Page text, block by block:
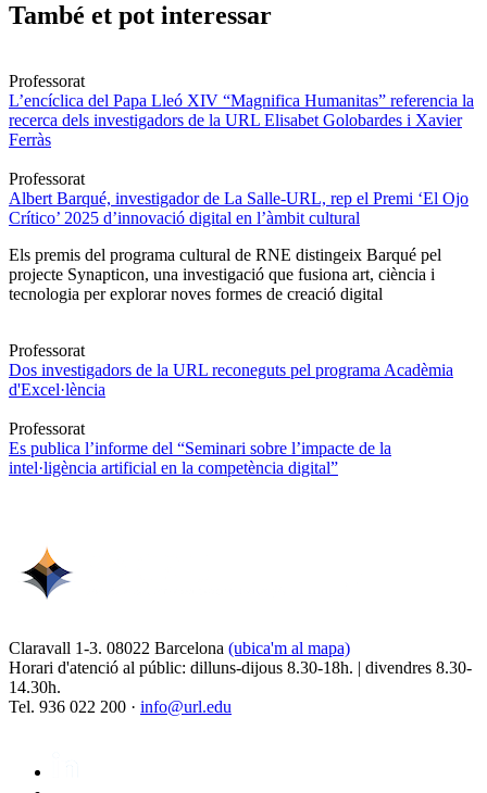
També et pot interessar
Professorat
L’encíclica del Papa Lleó XIV “Magnifica Humanitas” referencia la
recerca dels investigadors de la URL Elisabet Golobardes i Xavier
Ferràs
Professorat
Albert Barqué, investigador de La Salle-URL, rep el Premi ‘El Ojo
Crítico’ 2025 d’innovació digital en l’àmbit cultural
Els premis del programa cultural de RNE distingeix Barqué pel
projecte Synapticon, una investigació que fusiona art, ciència i
tecnologia per explorar noves formes de creació digital
Professorat
Dos investigadors de la URL reconeguts pel programa Acadèmia
d'Excel·lència
Professorat
Es publica l’informe del “Seminari sobre l’impacte de la
intel·ligència artificial en la competència digital”
Claravall 1-3. 08022 Barcelona (ubica'm al mapa)
Horari d'atenció al públic: dilluns-dijous 8.30-18h. | divendres 8.30-
14.30h.
Tel. 936 022 200 · info@url.edu